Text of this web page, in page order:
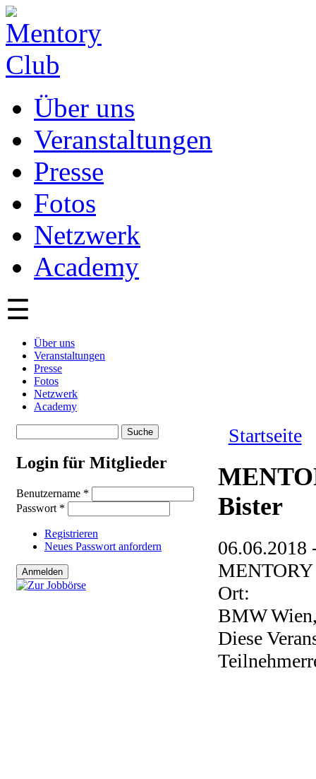
Direkt zum Inhalt
Über uns
Veranstaltungen
Presse
Fotos
Netzwerk
Academy
☰
Über uns
Veranstaltungen
Presse
Fotos
Netzwerk
Academy
Login für Mitglieder
Benutzername *
Passwort *
Registrieren
Neues Passwort anfordern
Sie sind
Startseite
Bister
06.06.2018
Ort:
BMW
Diese